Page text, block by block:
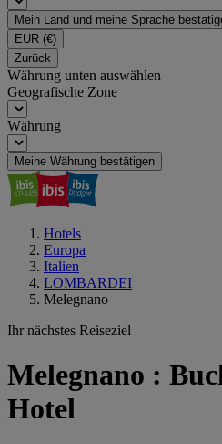
Mein Land und meine Sprache
EUR (€)
Zurück
Währung unten auswählen
Geografische Zone
Währung
Meine Währung bestätigen
Hotels
Europa
Italien
LOMBARDEI
Melegnano
Ihr nächstes Reiseziel
Melegnano :
Hotel